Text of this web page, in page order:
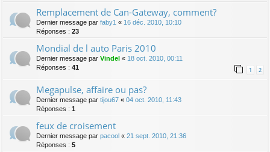
Remplacement de Can-Gateway, comment?
Dernier message par faby1 « 16 déc. 2010, 10:10
Réponses : 23
Mondial de l auto Paris 2010
Dernier message par Vindel « 18 oct. 2010, 00:11
Réponses : 41 1 2
Megapulse, affaire ou pas?
Dernier message par tijou67 « 04 oct. 2010, 11:43
Réponses : 1
feux de croisement
Dernier message par pacool « 21 sept. 2010, 21:36
Réponses : 5